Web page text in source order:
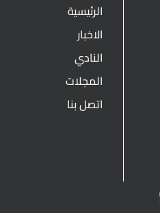
الرئيسية
الاخبار
النادي
المجلات
اتصل بنا